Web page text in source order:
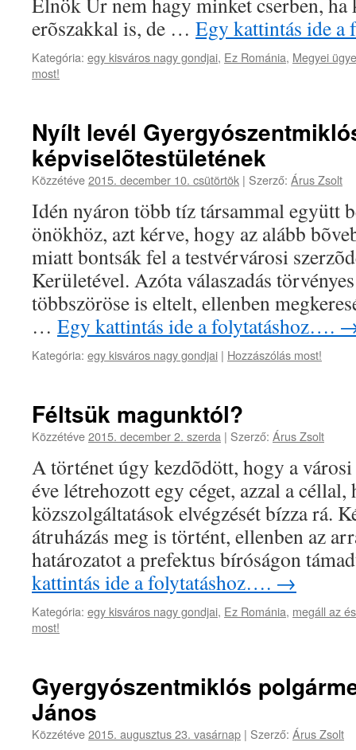
erõszakkal is, de … Egy kattintás ide
Kategória: egy kisváros nagy gondjai, Ez Románia, Megyei
most!
Nyílt levél
képviselõtestületének
Közzétéve2015. december 10. csütörtök | Szerző: Árus Zsolt
Idén nyáron több tíz társammal együtt
önökhöz, azt kérve, hogy az alább
miatt bontsák fel a testvérvárosi
Kerületével. Azóta válaszadás
többszöröse is eltelt, ellenben
… Egy kattintás ide a folytatáshoz….
Kategória: egy kisváros nagy gondjai | Hozzászólás most!
Féltsük magunktól?
Közzétéve2015. december 2. szerda | Szerző: Árus Zsolt
A történet úgy kezdõdött, hogy a
éve létrehozott egy céget, azzal a
közszolgáltatások elvégzését bízza rá.
átruházás meg is történt, ellenben az
határozatot a prefektus bíróságon
kattintás ide a folytatáshoz…. →
Kategória: egy kisváros nagy gondjai, Ez Románia, megáll az
most!
Gyergyószentmiklós
János
Közzétéve2015. augusztus 23. vasárnap | Szerző: Árus Zsolt